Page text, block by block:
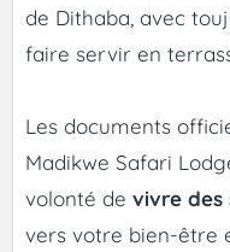
de Dithaba, avec
faire servir en
Les documents
Madikwe Safari
volonté de vivre des
vers votre bien-être